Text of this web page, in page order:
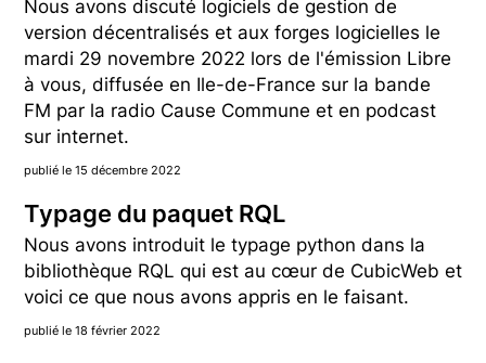
Nous avons discuté logiciels de gestion de
version décentralisés et aux forges logicielles le
mardi 29 novembre 2022 lors de l'émission Libre
à vous, diffusée en Ile-de-France sur la bande
FM par la radio Cause Commune et en podcast
sur internet.
publié le 15 décembre 2022
Typage du paquet RQL
Nous avons introduit le typage python dans la
bibliothèque RQL qui est au cœur de CubicWeb et
voici ce que nous avons appris en le faisant.
publié le 18 février 2022